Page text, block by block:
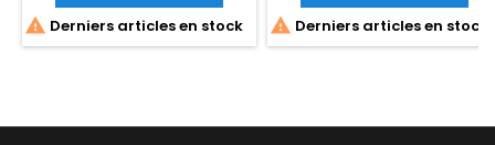
 Derniers articles en stock  Derniers articles en stock